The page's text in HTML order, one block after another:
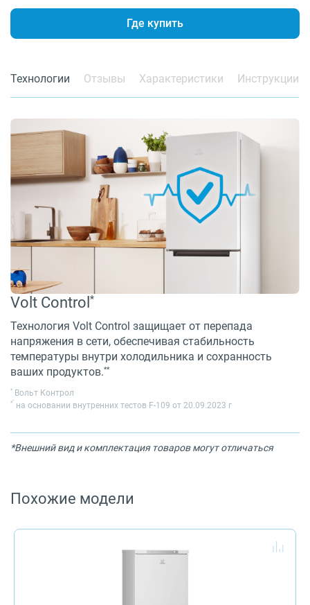
Где купить
Технологии Отзывы Характеристики Инструкции
Volt Control *
Технология Volt Control защищает от перепада
напряжения в сети, обеспечивая стабильность
температуры внутри холодильника и сохранность
ваших продуктов.**
* Вольт Контрол
** на основании внутренних тестов F-109 от 20.09.2023 г
*Внешний вид и комплектация товаров могут отличаться
Похожие модели